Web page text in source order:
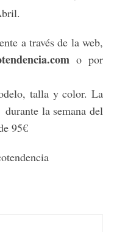
a través de la web,
o por
talla y color. La
la semana del
95€